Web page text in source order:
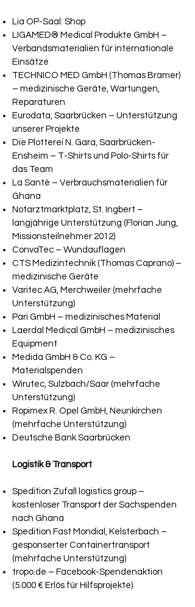
Lia OP-Saal: Shop
LIGAMED® Medical Produkte GmbH –
Verbandsmaterialien für internationale
Einsätze
TECHNICO MED GmbH (Thomas Bramer)
– medizinische Geräte, Wartungen,
Reparaturen
Eurodata, Saarbrücken – Unterstützung
unserer Projekte
Die Plotterei N. Gara, Saarbrücken-
Ensheim – T-Shirts und Polo-Shirts für
das Team
La Santé – Verbrauchsmaterialien für
Ghana
Notarztmarktplatz, St. Ingbert –
langjährige Unterstützung (Florian Jung,
Missionsteilnehmer 2012)
ConvaTec – Wundauflagen
CTS Medizintechnik (Thomas Caprano) –
medizinische Geräte
Varitec AG, Merchweiler (mehrfache
Unterstützung)
Pari GmbH – medizinisches Material
Laerdal Medical GmbH – medizinisches
Equipment
Medida GmbH & Co. KG –
Materialspenden
Wirutec, Sulzbach/Saar (mehrfache
Unterstützung)
Ropimex R. Opel GmbH, Neunkirchen
(mehrfache Unterstützung)
Deutsche Bank Saarbrücken
Logistik & Transport
Spedition Zufall logistics group –
kostenloser Transport der Sachspenden
nach Ghana
Spedition Fast Mondial, Kelsterbach –
gesponserter Containertransport
(mehrfache Unterstützung)
tropo.de – Facebook-Spendenaktion
(5.000 € Erlös für Hilfsprojekte)